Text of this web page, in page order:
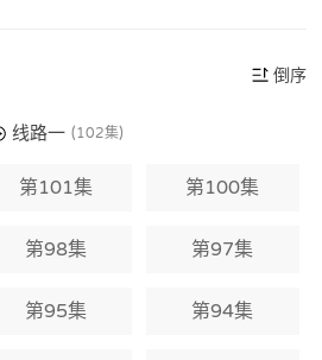
倒序
线路一 (102集)
第101集 第100集
第98集 第97集
第95集 第94集